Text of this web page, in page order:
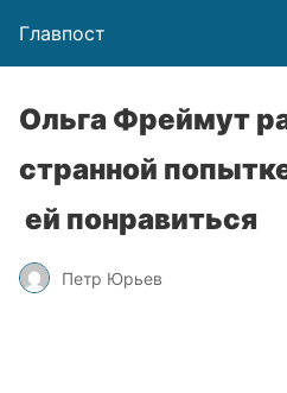
Главпост
Ольга Фреймут
странной
ей понравиться
Петр Юрьев